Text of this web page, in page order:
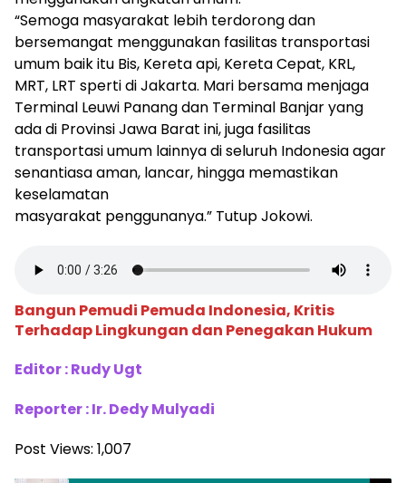
“Semoga masyarakat lebih terdorong dan
bersemangat menggunakan fasilitas transportasi
umum baik itu Bis, Kereta api, Kereta Cepat, KRL,
MRT, LRT sperti di Jakarta. Mari bersama menjaga
Terminal Leuwi Panang dan Terminal Banjar yang
ada di Provinsi Jawa Barat ini, juga fasilitas
transportasi umum lainnya di seluruh Indonesia agar
senantiasa aman, lancar, hingga memastikan
keselamatan
masyarakat penggunanya.” Tutup Jokowi.
Bangun Pemudi Pemuda Indonesia, Kritis
Terhadap Lingkungan dan Penegakan Hukum
Editor : Rudy Ugt
Reporter : Ir. Dedy Mulyadi
Post Views: 1,007